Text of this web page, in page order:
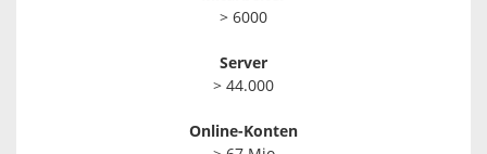
> 6000
Server
> 44.000
Online-Konten